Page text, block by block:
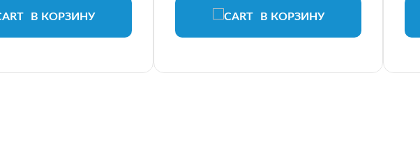
В КОРЗИНУ В КОРЗИНУ